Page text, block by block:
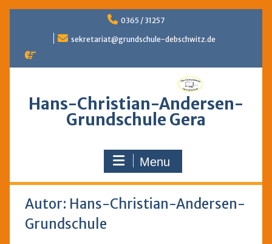
0365 / 31257
sekretariat@grundschule-debschwitz.de
Hans-Christian-Andersen-
Grundschule Gera
Menu
Autor: Hans-Christian-Andersen-
Grundschule